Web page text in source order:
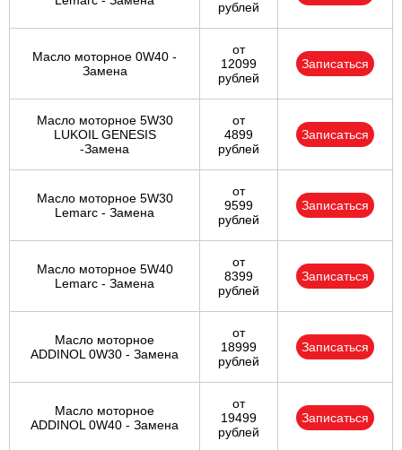
рублей
Масло моторное 0W40 -
Замена
от
12099
рублей
Записаться
Масло моторное 5W30
LUKOIL GENESIS
-Замена
от
4899
рублей
Записаться
Масло моторное 5W30
Lemarc - Замена
от
9599
рублей
Записаться
Масло моторное 5W40
Lemarc - Замена
от
8399
рублей
Записаться
Масло моторное
ADDINOL 0W30 - Замена
от
18999
рублей
Записаться
Масло моторное
ADDINOL 0W40 - Замена
от
19499
рублей
Записаться